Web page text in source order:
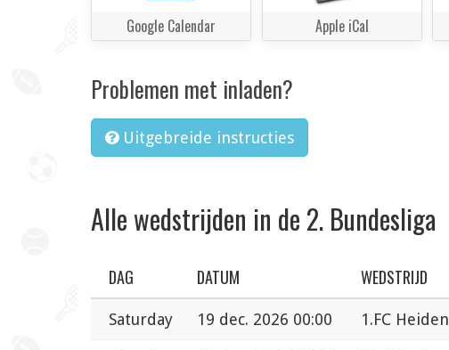
Google Calendar Apple iCal
Problemen met inladen?
Uitgebreide instructies
Alle wedstrijden in de 2. Bundesliga
DAG DATUM WEDSTRIJD
Saturday 19 dec. 2026 00:00 1.FC